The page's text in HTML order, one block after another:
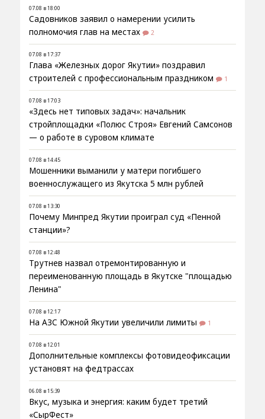
07.08 в 18:00
Садовников заявил о намерении усилить
полномочия глав на местах
2
07.08 в 17:37
Глава «Железных дорог Якутии» поздравил
строителей с профессиональным праздником
1
07.08 в 17:03
«Здесь нет типовых задач»: начальник
стройплощадки «Полюс Строя» Евгений Самсонов
— о работе в суровом климате
07.08 в 14:45
Мошенники выманили у матери погибшего
военнослужащего из Якутска 5 млн рублей
07.08 в 13:30
Почему Минпред Якутии проиграл суд «Пенной
станции»?
07.08 в 12:48
Трутнев назвал отремонтированную и
переименованную площадь в Якутске "площадью
Ленина"
07.08 в 12:17
На АЗС Южной Якутии увеличили лимиты 1
07.08 в 12:01
Дополнительные комплексы фотовидеофиксации
установят на федтрассах
06.08 в 15:39
Вкус, музыка и энергия: каким будет третий
«СырФест»